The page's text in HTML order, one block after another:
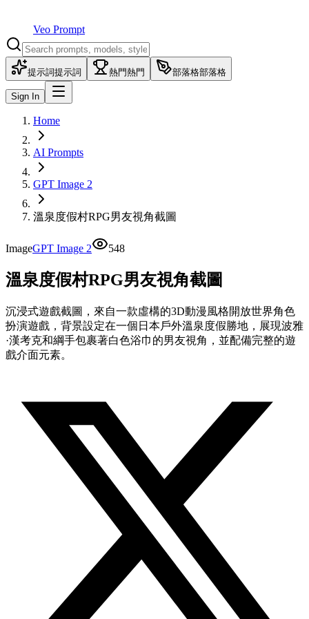
Veo Prompt
提示詞提示詞 熱門熱門 部落格部落格
Sign In
Home
AI Prompts
GPT Image 2
溫泉度假村RPG男友視角截圖
ImageGPT Image 2 548
溫泉度假村RPG男友視角截圖
沉浸式遊戲截圖，來自一款虛構的3D動漫風格開放世界角色
扮演遊戲，背景設定在一個日本戶外溫泉度假勝地，展現波雅
·漢考克和綱手包裹著白色浴巾的男友視角，並配備完整的遊
戲介面元素。